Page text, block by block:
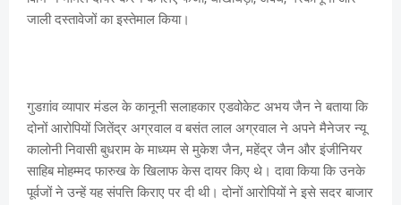
जाली दस्तावेजों का इस्तेमाल किया।
गुडग़ांव व्यापार मंडल के कानूनी सलाहकार एडवोकेट अभय जैन ने बताया कि
दोनों आरोपियों जितेंद्र अग्रवाल व बसंत लाल अग्रवाल ने अपने मैनेजर न्यू
कालोनी निवासी बुधराम के माध्यम से मुकेश जैन, महेंद्र जैन और इंजीनियर
साहिब मोहम्मद फारुख के खिलाफ केस दायर किए थे। दावा किया कि उनके
पूर्वजों ने उन्हें यह संपत्ति किराए पर दी थी। दोनों आरोपियों ने इसे सदर बाजार